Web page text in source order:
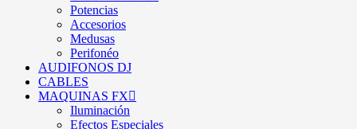
Potencias
Accesorios
Medusas
Perifonéo
AUDIFONOS DJ
CABLES
MAQUINAS FX
Iluminación
Efectos Especiales